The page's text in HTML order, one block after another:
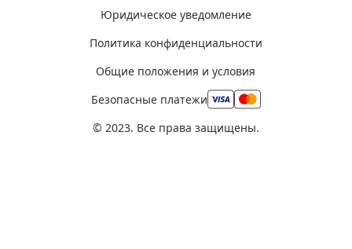
Юридическое уведомление
Политика конфиденциальности
Общие положения и условия
Безопасные платежи
© 2023. Все права защищены.